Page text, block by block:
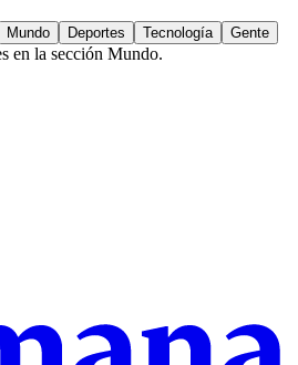
Mundo Deportes Tecnología Gente
en la sección Mundo.